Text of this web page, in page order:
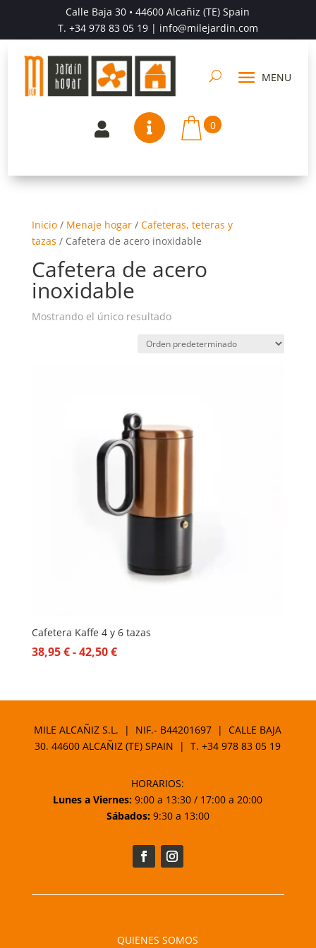
Calle Baja 30 • 44600 Alcañiz (TE) Spain
T. +34 978 83 05 19| info@milejardin.com
  0
Inicio/ Menaje hogar/ Cafeteras, teteras y
tazas / Cafetera de acero inoxidable
Cafetera de acero
inoxidable
Mostrando el único resultado
Cafetera Kaffe 4 y 6 tazas
38,95€-42,50€Rango
38,95 €
hasta
MILE ALCAÑIZ S.L. | NIF.- B44201697 | CALLE BAJA
30. 44600 ALCAÑIZ (TE) SPAIN | T.+34 978 83 05 19
HORARIOS:
Lunes a Viernes: 9:00 a 13:30 / 17:00 a 20:00
Sábados:9:30 a 13:00
QUIENES SOMOS